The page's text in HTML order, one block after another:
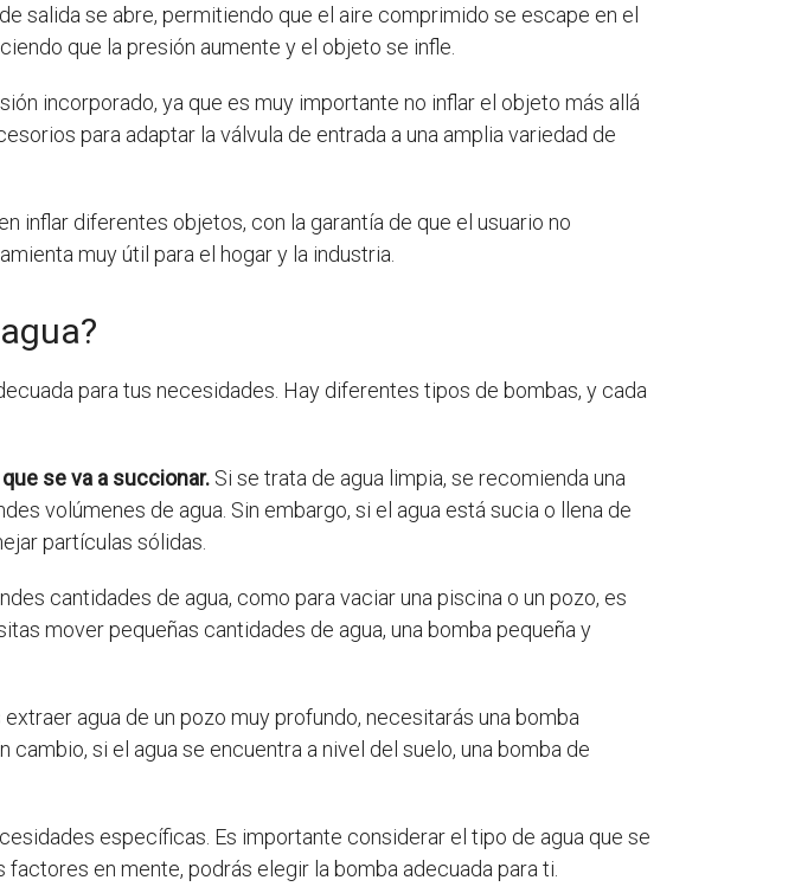
salida se abre, permitiendo que el aire comprimido se escape en el
que la presión aumente y el objeto se infle.
incorporado, ya que es muy importante no inflar el objeto más allá
para adaptar la válvula de entrada a una amplia variedad de
inflar diferentes objetos, con la garantía de que el usuario no
muy útil para el hogar y la industria.
para tus necesidades. Hay diferentes tipos de bombas, y cada
se va a succionar. Si se trata de agua limpia, se recomienda una
volúmenes de agua. Sin embargo, si el agua está sucia o llena de
partículas sólidas.
cantidades de agua, como para vaciar una piscina o un pozo, es
mover pequeñas cantidades de agua, una bomba pequeña y
agua de un pozo muy profundo, necesitarás una bomba
si el agua se encuentra a nivel del suelo, una bomba de
específicas. Es importante considerar el tipo de agua que se
en mente, podrás elegir la bomba adecuada para ti.